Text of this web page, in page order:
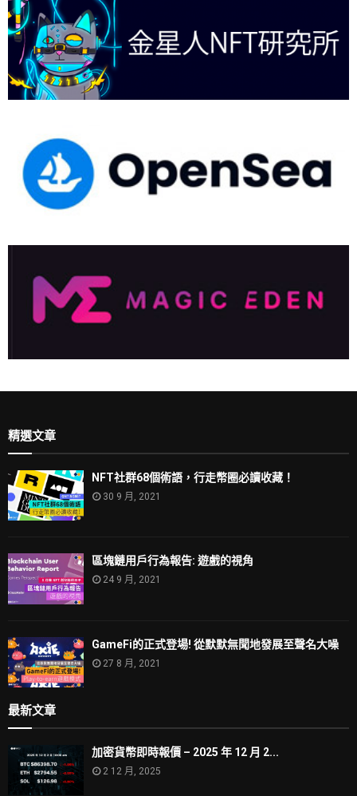
精選文章
NFT社群68個術語，行走幣圈必讀收藏！
30 9 月, 2021
區塊鏈用戶行為報告: 遊戲的視角
24 9 月, 2021
GameFi的正式登場! 從默默無聞地發展至聲名大噪
27 8 月, 2021
最新文章
加密貨幣即時報價 – 2025 年 12 月 2...
2 12 月, 2025